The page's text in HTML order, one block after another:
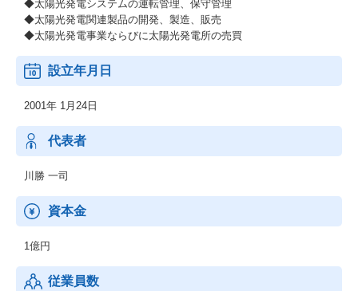
◆太陽光発電システムの運転管理、保守管理
◆太陽光発電関連製品の開発、製造、販売
◆太陽光発電事業ならびに太陽光発電所の売買
設立年月日
2001年 1月24日
代表者
川勝 一司
資本金
1億円
従業員数